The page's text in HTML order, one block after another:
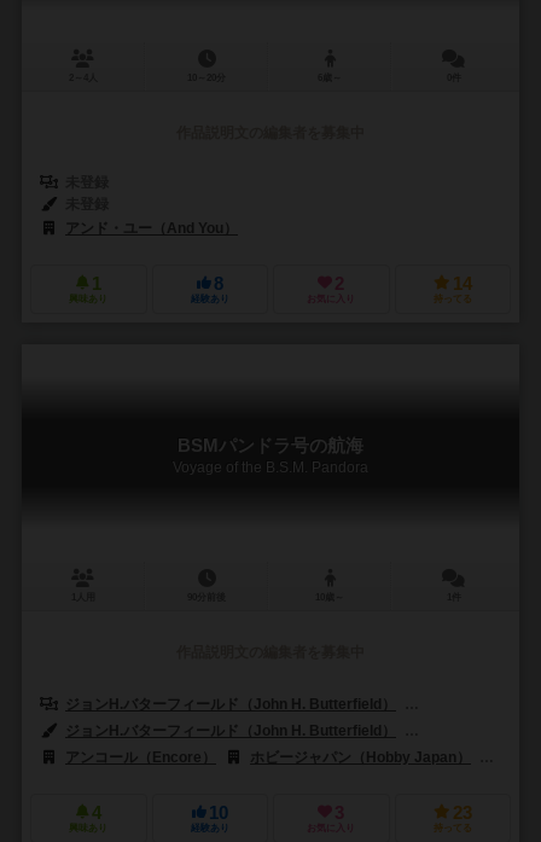
アンド・ユー（And You）
1
興味あり
8
経験あり
2
お気に入り
14
持ってる
BSMパンドラ号の航海
Voyage of the B.S.M. Pandora
ジョンH.バターフィールド（John H. Butterfield）
ジョンH.バターフィールド（John H. Butterfield）
アンコール（Encore）
ホビージャパン（Hobby Japan）
4
興味あり
10
経験あり
3
お気に入り
23
持ってる